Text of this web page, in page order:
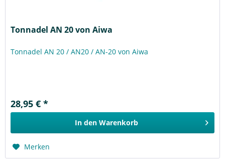
Tonnadel AN 20 von Aiwa
Tonnadel AN 20 / AN20 / AN-20 von Aiwa
28,95 € *
In den Warenkorb
Merken